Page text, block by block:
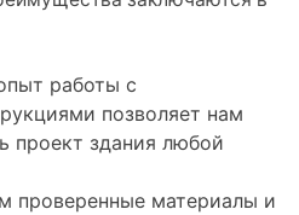
работы с
позволяет нам
проект здания любой
проверенные материалы и